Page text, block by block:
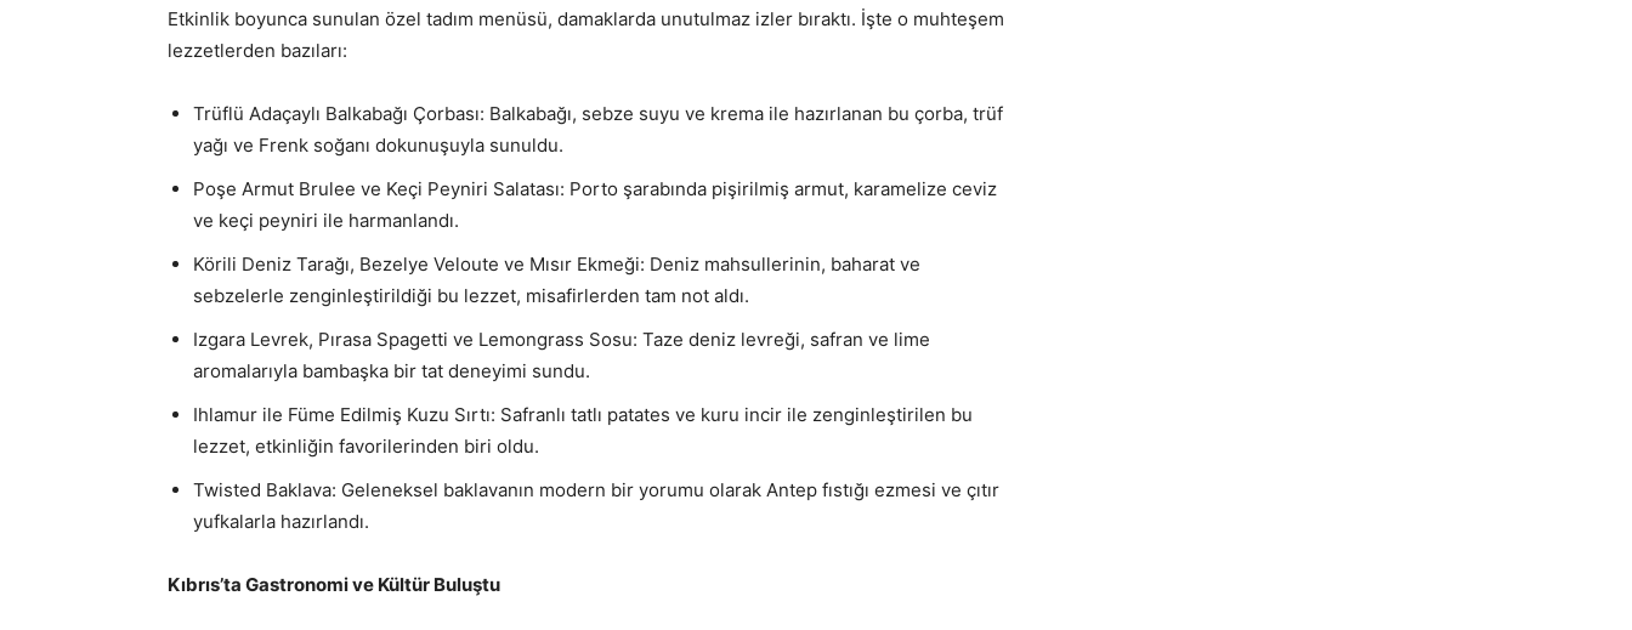
Etkinlik boyunca sunulan özel tadım menüsü, damaklarda unutulmaz izler bıraktı. İşte o muhteşem
lezzetlerden bazıları:
Trüflü Adaçaylı Balkabağı Çorbası: Balkabağı, sebze suyu ve krema ile hazırlanan bu çorba, trüf
yağı ve Frenk soğanı dokunuşuyla sunuldu.
Poşe Armut Brulee ve Keçi Peyniri Salatası: Porto şarabında pişirilmiş armut, karamelize ceviz
ve keçi peyniri ile harmanlandı.
Körili Deniz Tarağı, Bezelye Veloute ve Mısır Ekmeği: Deniz mahsullerinin, baharat ve
sebzelerle zenginleştirildiği bu lezzet, misafirlerden tam not aldı.
Izgara Levrek, Pırasa Spagetti ve Lemongrass Sosu: Taze deniz levreği, safran ve lime
aromalarıyla bambaşka bir tat deneyimi sundu.
Ihlamur ile Füme Edilmiş Kuzu Sırtı: Safranlı tatlı patates ve kuru incir ile zenginleştirilen bu
lezzet, etkinliğin favorilerinden biri oldu.
Twisted Baklava: Geleneksel baklavanın modern bir yorumu olarak Antep fıstığı ezmesi ve çıtır
yufkalarla hazırlandı.
Kıbrıs’ta Gastronomi ve Kültür Buluştu